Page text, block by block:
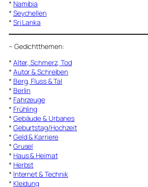
* Namibia
* Seychellen
* Sri Lanka
– Gedichtthemen:
* Alter, Schmerz, Tod
* Autor & Schreiben
* Berg, Fluss & Tal
* Berlin
* Fahrzeuge
* Frühling
* Gebäude & Urbanes
* Geburtstag/Hochzeit
* Geld & Karriere
* Grusel
* Haus & Heimat
* Herbst
* Internet & Technik
* Kleidung